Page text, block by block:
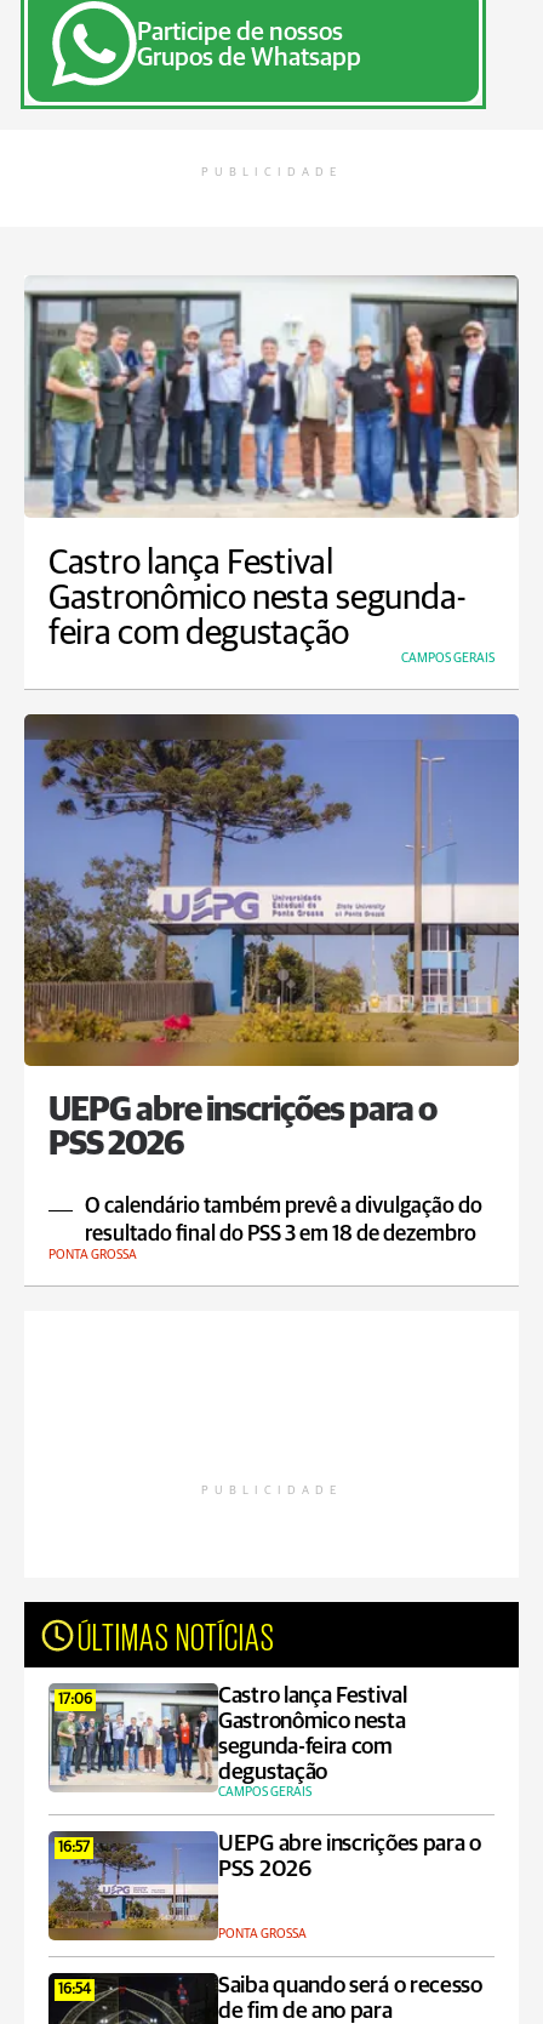
Participe de nossos
Grupos de Whatsapp
PUBLICIDADE
Castro lança Festival
Gastronômico nesta segunda-
feira com degustação
CAMPOS GERAIS
UEPG abre inscrições para o
PSS 2026
O calendário também prevê a divulgação do
resultado final do PSS 3 em 18 de dezembro
PONTA GROSSA
PUBLICIDADE
ÚLTIMAS NOTÍCIAS
17:06
Castro lança Festival
Gastronômico nesta
segunda-feira com
degustação
CAMPOS GERAIS
16:57
UEPG abre inscrições para o
PSS 2026
PONTA GROSSA
16:54
Saiba quando será o recesso
de fim de ano para